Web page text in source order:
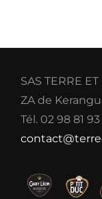
SAS TERRE
ZA de
Tél. 02 98 81